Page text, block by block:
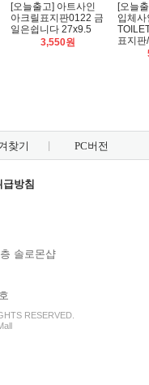
[오늘출고] 아트사인
아크릴표지판0122 금
일은쉽니다 27x9.5
3,550원
[오늘
입체
표지
찾기 PC버전
방침
솔로몬샵
RESERVED.